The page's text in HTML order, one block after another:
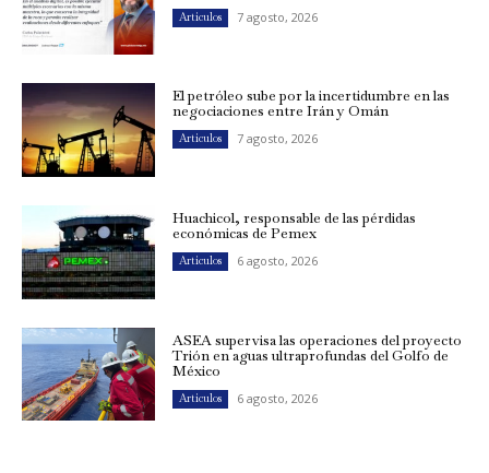
Artículos 7 agosto, 2026
El petróleo sube por la incertidumbre en las
negociaciones entre Irán y Omán
Artículos 7 agosto, 2026
Huachicol, responsable de las pérdidas
económicas de Pemex
Artículos 6 agosto, 2026
ASEA supervisa las operaciones del proyecto
Trión en aguas ultraprofundas del Golfo de
México
Artículos 6 agosto, 2026